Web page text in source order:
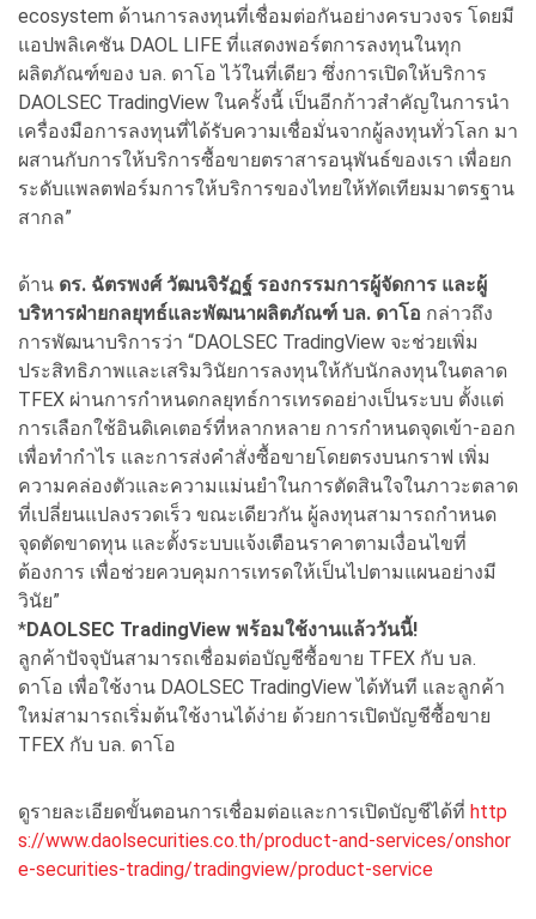
ecosystem ด้านการลงทุนที่เชื่อมต่อกันอย่างครบวงจร โดยมี
แอปพลิเคชัน DAOL LIFE ที่แสดงพอร์ตการลงทุนในทุก
ผลิตภัณฑ์ของ บล. ดาโอ ไว้ในที่เดียว ซึ่งการเปิดให้บริการ
DAOLSEC TradingView ในครั้งนี้ เป็นอีกก้าวสำคัญในการนำ
เครื่องมือการลงทุนที่ได้รับความเชื่อมั่นจากผู้ลงทุนทั่วโลก มา
ผสานกับการให้บริการซื้อขายตราสารอนุพันธ์ของเรา เพื่อยก
ระดับแพลตฟอร์มการให้บริการของไทยให้ทัดเทียมมาตรฐาน
สากล”
ด้าน ดร. ฉัตรพงศ์ วัฒนจิรัฏฐ์ รองกรรมการผู้จัดการ และผู้
บริหารฝ่ายกลยุทธ์และพัฒนาผลิตภัณฑ์ บล. ดาโอ กล่าวถึง
การพัฒนาบริการว่า “DAOLSEC TradingView จะช่วยเพิ่ม
ประสิทธิภาพและเสริมวินัยการลงทุนให้กับนักลงทุนในตลาด
TFEX ผ่านการกำหนดกลยุทธ์การเทรดอย่างเป็นระบบ ตั้งแต่
การเลือกใช้อินดิเคเตอร์ที่หลากหลาย การกำหนดจุดเข้า-ออก
เพื่อทำกำไร และการส่งคำสั่งซื้อขายโดยตรงบนกราฟ เพิ่ม
ความคล่องตัวและความแม่นยำในการตัดสินใจในภาวะตลาด
ที่เปลี่ยนแปลงรวดเร็ว ขณะเดียวกัน ผู้ลงทุนสามารถกำหนด
จุดตัดขาดทุน และตั้งระบบแจ้งเตือนราคาตามเงื่อนไขที่
ต้องการ เพื่อช่วยควบคุมการเทรดให้เป็นไปตามแผนอย่างมี
วินัย”
*DAOLSEC TradingView พร้อมใช้งานแล้ววันนี้!
ลูกค้าปัจจุบันสามารถเชื่อมต่อบัญชีซื้อขาย TFEX กับ บล.
ดาโอ เพื่อใช้งาน DAOLSEC TradingView ได้ทันที และลูกค้า
ใหม่สามารถเริ่มต้นใช้งานได้ง่าย ด้วยการเปิดบัญชีซื้อขาย
TFEX กับ บล. ดาโอ
ดูรายละเอียดขั้นตอนการเชื่อมต่อและการเปิดบัญชีได้ที่ http
s://www.daolsecurities.co.th/product-and-services/onshor
e-securities-trading/tradingview/product-service